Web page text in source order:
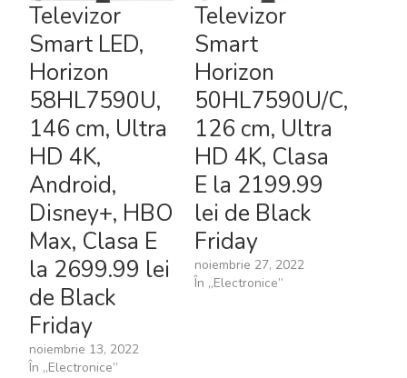
Televizor
Smart LED,
Horizon
58HL7590U,
146 cm, Ultra
HD 4K,
Android,
Disney+, HBO
Max, Clasa E
la 2699.99 lei
de Black
Friday
noiembrie 13, 2022
În „Electronice”
Televizor
Smart
Horizon
50HL7590U/C,
126 cm, Ultra
HD 4K, Clasa
E la 2199.99
lei de Black
Friday
noiembrie 27, 2022
În „Electronice”